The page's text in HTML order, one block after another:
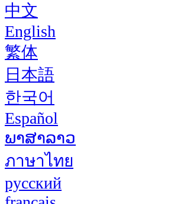
中文
English
繁体
日本語
한국어
Español
ພາສາລາວ
ภาษาไทย
русский